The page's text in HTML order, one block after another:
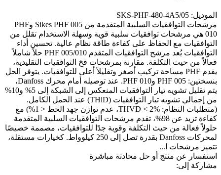
الموديل: SKS-PHF-480-4A5/05
مرشحات التوافقيات السلبية المتقدمة من Sikes PHF 005 وPHF
010 هي مرشحات توافقيات سلبية قوية وسهلة الاستخدام تقلل من
التوافقيات مع الحفاظ على كفاءة طاقة نظام عالية. تحسين أداء
التوافقيات يُعد مرشح التوافقيات المتقدم PHF 005/010 حلاً شاملاً
فعالاً من حيث التكلفة. مقارنة بمرشحات فخ التوافقيات التقليدية،
يقدم PHF مساحة تركيب أصغر وتقليلاً أعلى للتوافقيات. يتوفر الحل
بنسختين: PHF 005 وPHF 010. عند توصيله أمام محرك Danfoss،
يتم تقليل تشويه تيار التوافقيات المنعكس إلى الشبكة إلى 5% و10%
من إجمالي تشويه تيار التوافقيات (THiD) عند الحمل الكامل.
(متطلبات النظام: THVD < 2%، عدم توازن جهد الخط < 1%) مع
كفاءة تزيد عن 98%، تقدم مرشحات التوافقيات السلبية المتقدمة
حلولاً فعالة من حيث التكلفة وقوية جدًا للتوافقيات، مصممة خصيصًا
لمحركات Danfoss بقدرة تصل إلى 250 كيلوواط. كخيارات مستقلة،
تتميز مرشحات ا...
استفسار عن منتج أو حل محادثة مباشرة
مشاركة إلى: